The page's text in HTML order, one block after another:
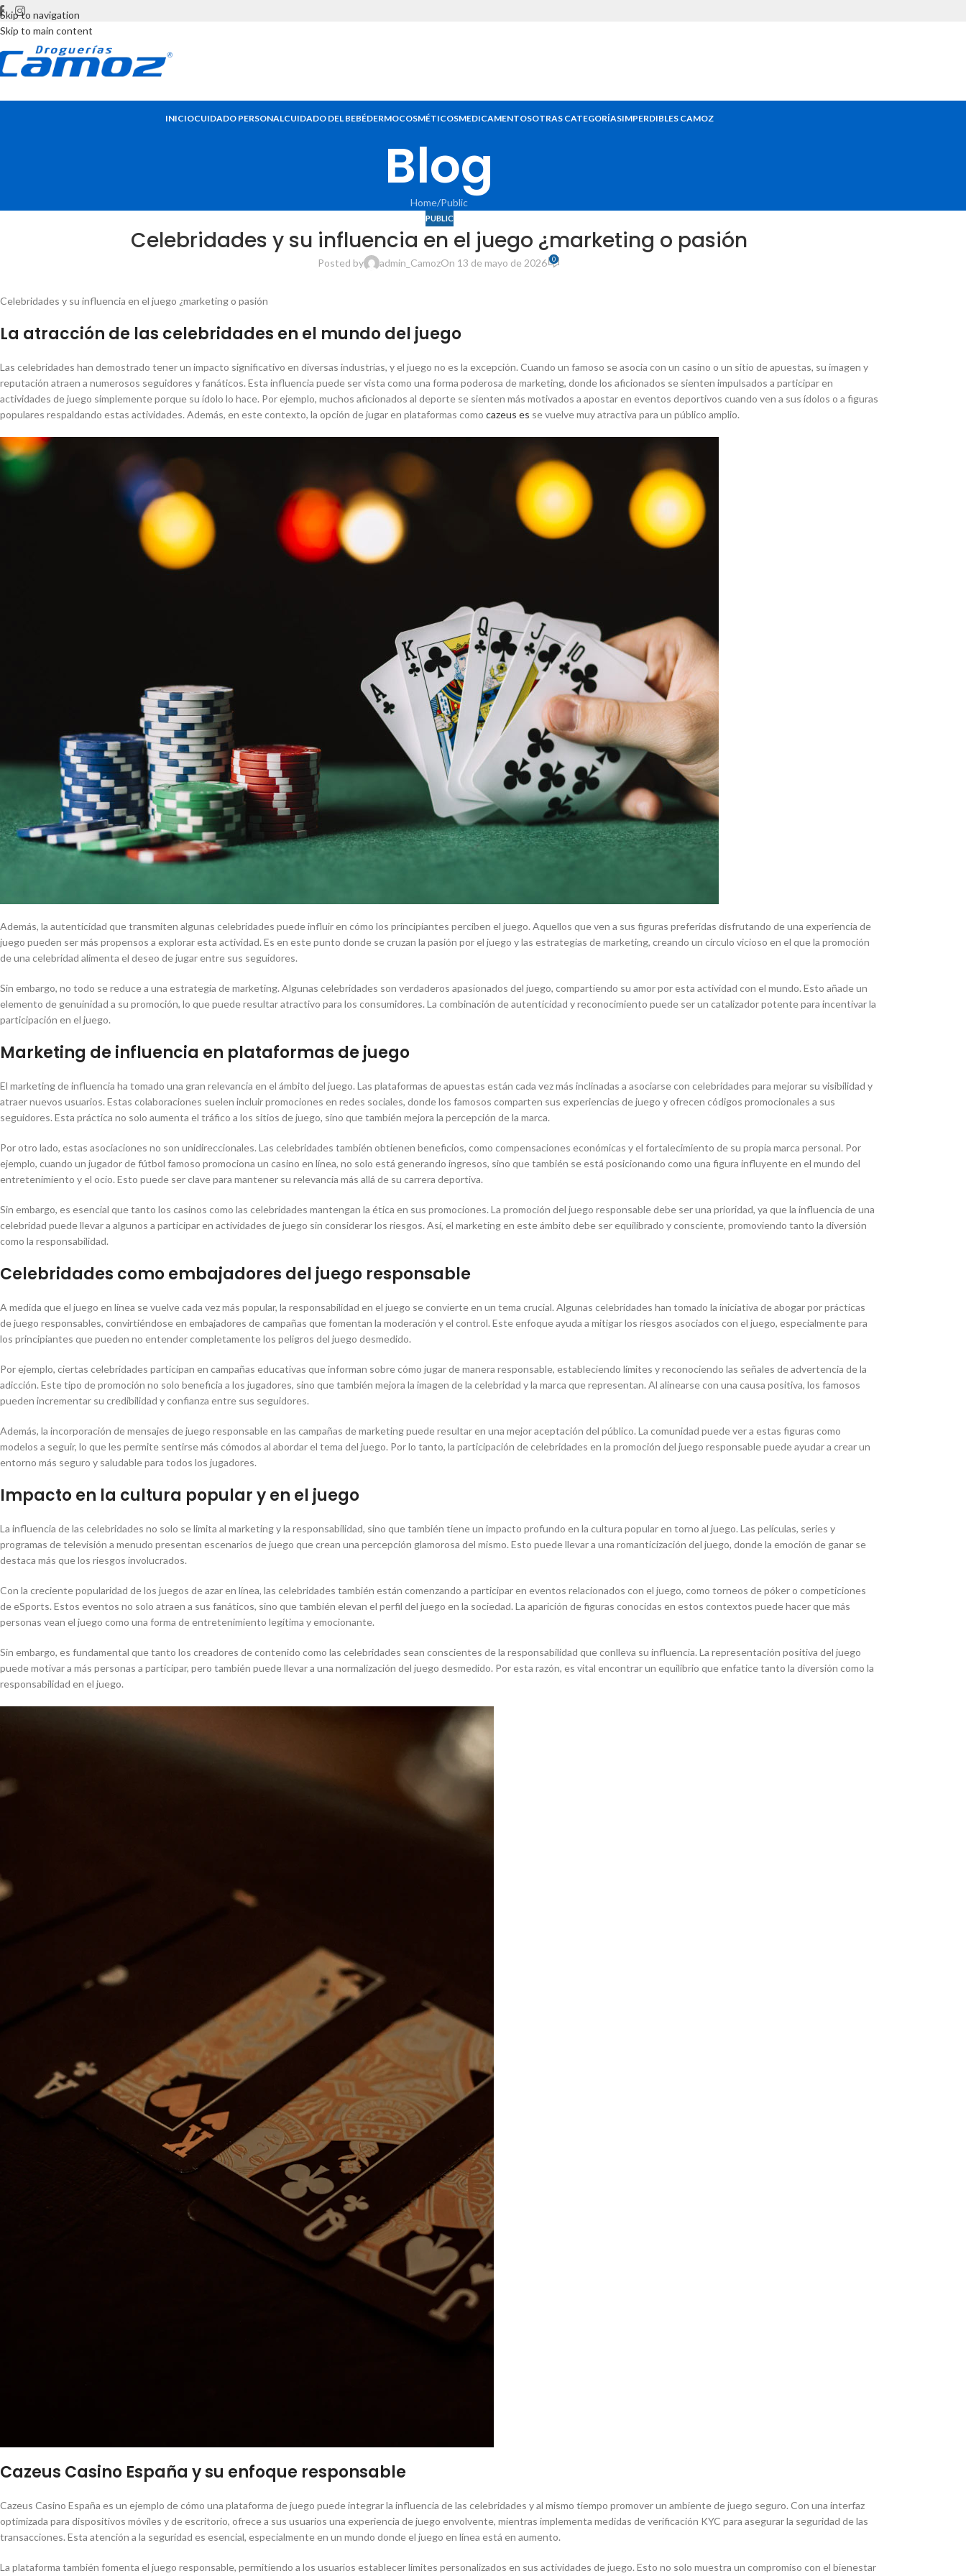
Skip to navigation
Skip to main content
INICIOCUIDADO PERSONALCUIDADO DEL BEBÉDERMOCOSMÉTICOSMEDICAMENTOSOTRAS CATEGORÍASIMPERDIBLES CAMOZ
Blog
Home Public
PUBLIC
Celebridades y su influencia en el juego ¿marketing o pasión
Posted by admin_CamozOn 13 de mayo de 2026 0
Celebridades y su influencia en el juego ¿marketing o pasión
La atracción de las celebridades en el mundo del juego
Las celebridades han demostrado tener un impacto significativo en diversas industrias, y el juego no es la excepción. Cuando un famoso se asocia con un casino o un sitio de apuestas, su imagen y
reputación atraen a numerosos seguidores y fanáticos. Esta influencia puede ser vista como una forma poderosa de marketing, donde los aficionados se sienten impulsados a participar en
actividades de juego simplemente porque su ídolo lo hace. Por ejemplo, muchos aficionados al deporte se sienten más motivados a apostar en eventos deportivos cuando ven a sus ídolos o a figuras
populares respaldando estas actividades. Además, en este contexto, la opción de jugar en plataformas como cazeus es se vuelve muy atractiva para un público amplio.
Además, la autenticidad que transmiten algunas celebridades puede influir en cómo los principiantes perciben el juego. Aquellos que ven a sus figuras preferidas disfrutando de una experiencia de
juego pueden ser más propensos a explorar esta actividad. Es en este punto donde se cruzan la pasión por el juego y las estrategias de marketing, creando un círculo vicioso en el que la promoción
de una celebridad alimenta el deseo de jugar entre sus seguidores.
Sin embargo, no todo se reduce a una estrategia de marketing. Algunas celebridades son verdaderos apasionados del juego, compartiendo su amor por esta actividad con el mundo. Esto añade un
elemento de genuinidad a su promoción, lo que puede resultar atractivo para los consumidores. La combinación de autenticidad y reconocimiento puede ser un catalizador potente para incentivar la
participación en el juego.
Marketing de influencia en plataformas de juego
El marketing de influencia ha tomado una gran relevancia en el ámbito del juego. Las plataformas de apuestas están cada vez más inclinadas a asociarse con celebridades para mejorar su visibilidad y
atraer nuevos usuarios. Estas colaboraciones suelen incluir promociones en redes sociales, donde los famosos comparten sus experiencias de juego y ofrecen códigos promocionales a sus
seguidores. Esta práctica no solo aumenta el tráfico a los sitios de juego, sino que también mejora la percepción de la marca.
Por otro lado, estas asociaciones no son unidireccionales. Las celebridades también obtienen beneficios, como compensaciones económicas y el fortalecimiento de su propia marca personal. Por
ejemplo, cuando un jugador de fútbol famoso promociona un casino en línea, no solo está generando ingresos, sino que también se está posicionando como una figura influyente en el mundo del
entretenimiento y el ocio. Esto puede ser clave para mantener su relevancia más allá de su carrera deportiva.
Sin embargo, es esencial que tanto los casinos como las celebridades mantengan la ética en sus promociones. La promoción del juego responsable debe ser una prioridad, ya que la influencia de una
celebridad puede llevar a algunos a participar en actividades de juego sin considerar los riesgos. Así, el marketing en este ámbito debe ser equilibrado y consciente, promoviendo tanto la diversión
como la responsabilidad.
Celebridades como embajadores del juego responsable
A medida que el juego en línea se vuelve cada vez más popular, la responsabilidad en el juego se convierte en un tema crucial. Algunas celebridades han tomado la iniciativa de abogar por prácticas
de juego responsables, convirtiéndose en embajadores de campañas que fomentan la moderación y el control. Este enfoque ayuda a mitigar los riesgos asociados con el juego, especialmente para
los principiantes que pueden no entender completamente los peligros del juego desmedido.
Por ejemplo, ciertas celebridades participan en campañas educativas que informan sobre cómo jugar de manera responsable, estableciendo límites y reconociendo las señales de advertencia de la
adicción. Este tipo de promoción no solo beneficia a los jugadores, sino que también mejora la imagen de la celebridad y la marca que representan. Al alinearse con una causa positiva, los famosos
pueden incrementar su credibilidad y confianza entre sus seguidores.
Además, la incorporación de mensajes de juego responsable en las campañas de marketing puede resultar en una mejor aceptación del público. La comunidad puede ver a estas figuras como
modelos a seguir, lo que les permite sentirse más cómodos al abordar el tema del juego. Por lo tanto, la participación de celebridades en la promoción del juego responsable puede ayudar a crear un
entorno más seguro y saludable para todos los jugadores.
Impacto en la cultura popular y en el juego
La influencia de las celebridades no solo se limita al marketing y la responsabilidad, sino que también tiene un impacto profundo en la cultura popular en torno al juego. Las películas, series y
programas de televisión a menudo presentan escenarios de juego que crean una percepción glamorosa del mismo. Esto puede llevar a una romanticización del juego, donde la emoción de ganar se
destaca más que los riesgos involucrados.
Con la creciente popularidad de los juegos de azar en línea, las celebridades también están comenzando a participar en eventos relacionados con el juego, como torneos de póker o competiciones
de eSports. Estos eventos no solo atraen a sus fanáticos, sino que también elevan el perfil del juego en la sociedad. La aparición de figuras conocidas en estos contextos puede hacer que más
personas vean el juego como una forma de entretenimiento legítima y emocionante.
Sin embargo, es fundamental que tanto los creadores de contenido como las celebridades sean conscientes de la responsabilidad que conlleva su influencia. La representación positiva del juego
puede motivar a más personas a participar, pero también puede llevar a una normalización del juego desmedido. Por esta razón, es vital encontrar un equilibrio que enfatice tanto la diversión como la
responsabilidad en el juego.
Cazeus Casino España y su enfoque responsable
Cazeus Casino España es un ejemplo de cómo una plataforma de juego puede integrar la influencia de las celebridades y al mismo tiempo promover un ambiente de juego seguro. Con una interfaz
optimizada para dispositivos móviles y de escritorio, ofrece a sus usuarios una experiencia de juego envolvente, mientras implementa medidas de verificación KYC para asegurar la seguridad de las
transacciones. Esta atención a la seguridad es esencial, especialmente en un mundo donde el juego en línea está en aumento.
La plataforma también fomenta el juego responsable, permitiendo a los usuarios establecer límites personalizados en sus actividades de juego. Esto no solo muestra un compromiso con el bienestar